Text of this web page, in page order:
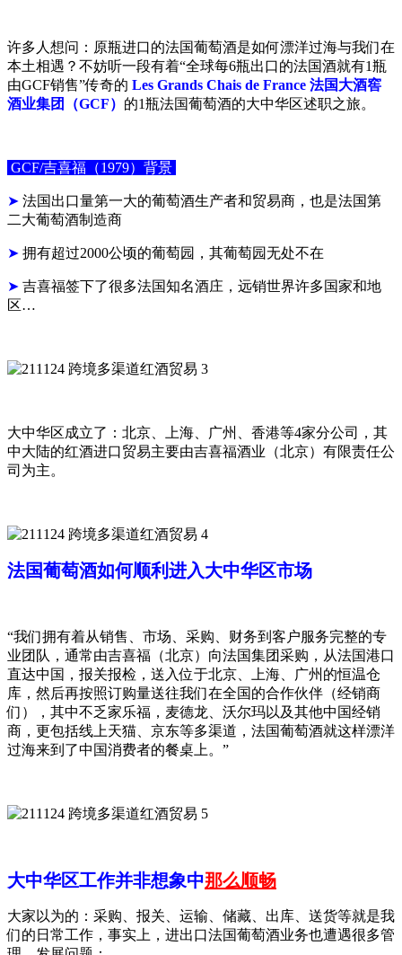
许多人想问：原瓶进口的法国葡萄酒是如何漂洋过海与我们在
本土相遇？不妨听一段有着“全球每6瓶出口的法国酒就有1瓶
由GCF销售”传奇的 Les Grands Chais de France 法国大酒窖
酒业集团（GCF） 的1瓶法国葡萄酒的大中华区述职之旅。
GCF/吉喜福（1979）背景
➤ 法国出口量第一大的葡萄酒生产者和贸易商，也是法国第
二大葡萄酒制造商
➤ 拥有超过2000公顷的葡萄园，其葡萄园无处不在
➤ 吉喜福签下了很多法国知名酒庄，远销世界许多国家和地
区…
大中华区成立了：北京、上海、广州、香港等4家分公司，其
中大陆的红酒进口贸易主要由吉喜福酒业（北京）有限责任公
司为主。
法国葡萄酒如何顺利进入大中华区市场
“我们拥有着从销售、市场、采购、财务到客户服务完整的专
业团队，通常由吉喜福（北京）向法国集团采购，从法国港口
直达中国，报关报检，送入位于北京、上海、广州的恒温仓
库，然后再按照订购量送往我们在全国的合作伙伴（经销商
们），其中不乏家乐福，麦德龙、沃尔玛以及其他中国经销
商，更包括线上天猫、京东等多渠道，法国葡萄酒就这样漂洋
过海来到了中国消费者的餐桌上。”
大中华区工作并非想象中那么顺畅
大家以为的：采购、报关、运输、储藏、出库、送货等就是我
们的日常工作，事实上，进出口法国葡萄酒业务也遭遇很多管